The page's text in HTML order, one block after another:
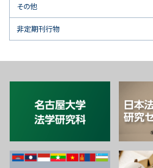
その他
非定期刊行物